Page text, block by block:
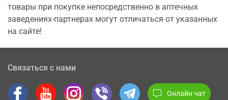
товары при покупке непосредственно в аптечных
заведениях-партнерах могут отличаться от указанных
на сайте!
Связаться с нами
Онлайн чат